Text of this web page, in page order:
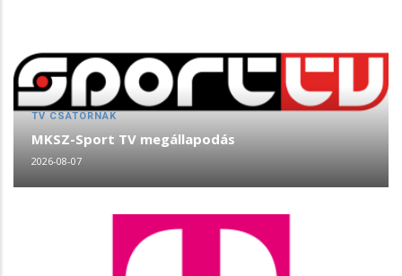
TV CSATORNÁK
MKSZ-Sport TV megállapodás
2026-08-07